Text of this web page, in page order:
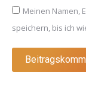
Meinen Namen,
speichern, bis ich